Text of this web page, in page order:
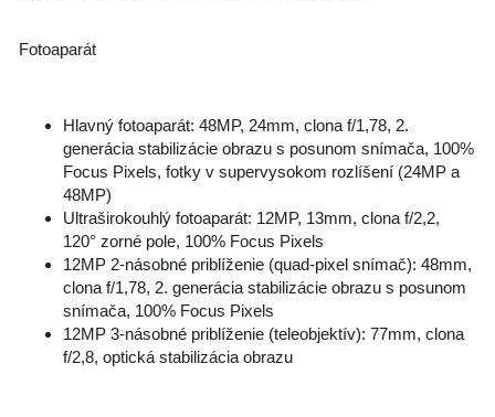
Fotoaparát
Hlavný fotoaparát: 48MP, 24mm, clona f/1,78, 2.
generácia stabilizácie obrazu s posunom snímača, 100%
Focus Pixels, fotky v supervysokom rozlíšení (24MP a
48MP)
Ultraširokouhlý fotoaparát: 12MP, 13mm, clona f/2,2,
120° zorné pole, 100% Focus Pixels
12MP 2-násobné priblíženie (quad-pixel snímač): 48mm,
clona f/1,78, 2. generácia stabilizácie obrazu s posunom
snímača, 100% Focus Pixels
12MP 3-násobné priblíženie (teleobjektív): 77mm, clona
f/2,8, optická stabilizácia obrazu